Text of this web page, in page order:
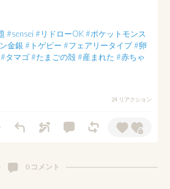
#sensei #リドローOK#ポケットモンス
金銀 #トゲピー #フェアリータイプ#卵
#タマゴ#たまごの殻#産まれた #赤ちゃ
24 リアクション
0 コメント